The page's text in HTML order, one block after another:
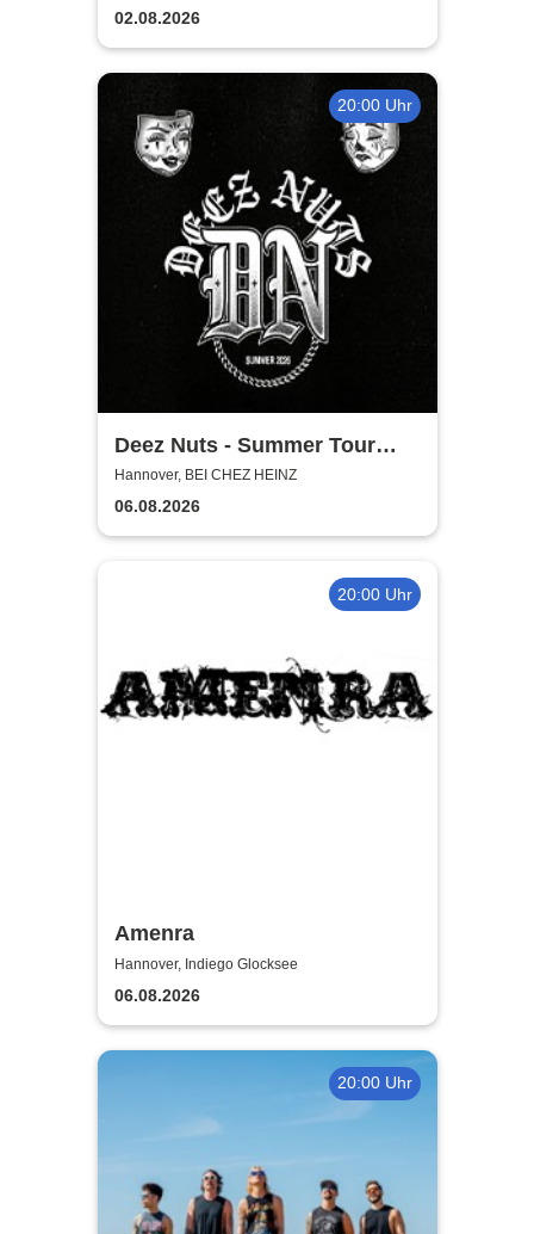
02.08.2026
20:00 Uhr
Deez Nuts - Summer Tour
2026
Hannover, BEI CHEZ HEINZ
06.08.2026
20:00 Uhr
Amenra
Hannover, Indiego Glocksee
06.08.2026
20:00 Uhr